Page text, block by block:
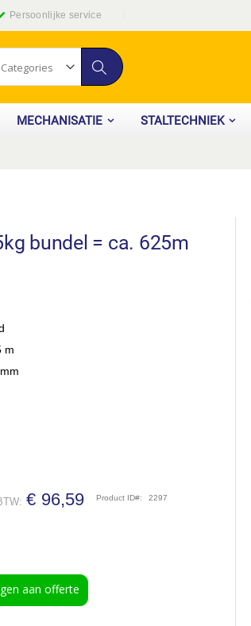
Persoonlijke service
Zoek
MECHANISATIE STALTECHNIEK
bundel = ca. 625m
m
€ 96,59 Product ID 2297
aan offerte